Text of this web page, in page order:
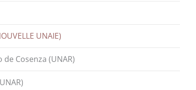
UNAIE)
Cosenza (UNAR)